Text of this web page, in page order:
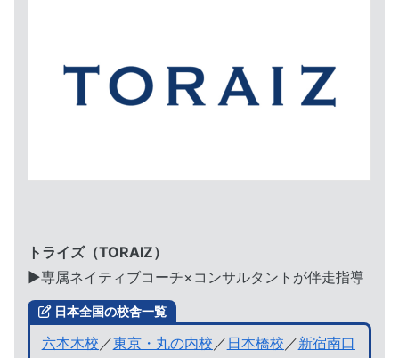
トライズ（TORAIZ）
▶︎専属ネイティブコーチ×コンサルタントが伴走指導
日本全国の校舎一覧
六本木校 ／東京・丸の内校 ／ 日本橋校 ／新宿南口